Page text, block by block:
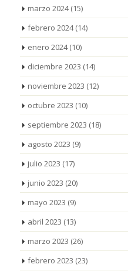
marzo 2024(15)
febrero 2024(14)
enero 2024(10)
diciembre 2023 (14)
noviembre 2023 (12)
octubre 2023 (10)
septiembre 2023 (18)
agosto 2023 (9)
julio 2023 (17)
junio 2023 (20)
mayo 2023 (9)
abril 2023 (13)
marzo 2023 (26)
febrero 2023 (23)